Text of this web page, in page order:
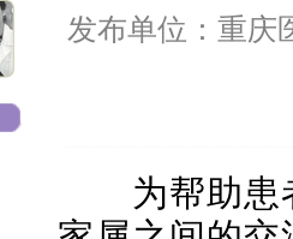
发布单位：重庆
为帮助